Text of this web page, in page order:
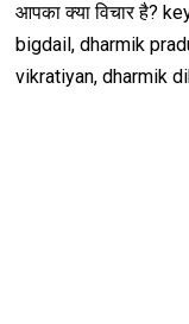
आपका क्या विचार है?
bigdail, dharmik
vikratiyan, dharmik